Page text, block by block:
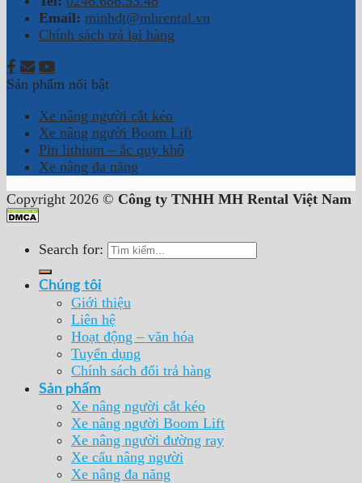
Email: minhdt@mhrental.vn
Chính sách trả lại hàng
Sản phẩm nổi bật
Xe nâng người cắt kéo
Xe nâng người Boom Lift
Pin lithium – ắc quy khô
Xe nâng đa năng
Copyright 2026 © Công ty TNHH MH Rental Việt Nam
Search for:
Chúng tôi
Giới thiệu
Liên hệ
Hoạt động – văn hóa
Tuyển dụng
Chính sách đổi trả hàng
Sản phẩm
Xe nâng người cắt kéo
Xe nâng người Boom Lift
Xe nâng người đường ray
Xe cẩu nâng người
Xe nâng đa năng